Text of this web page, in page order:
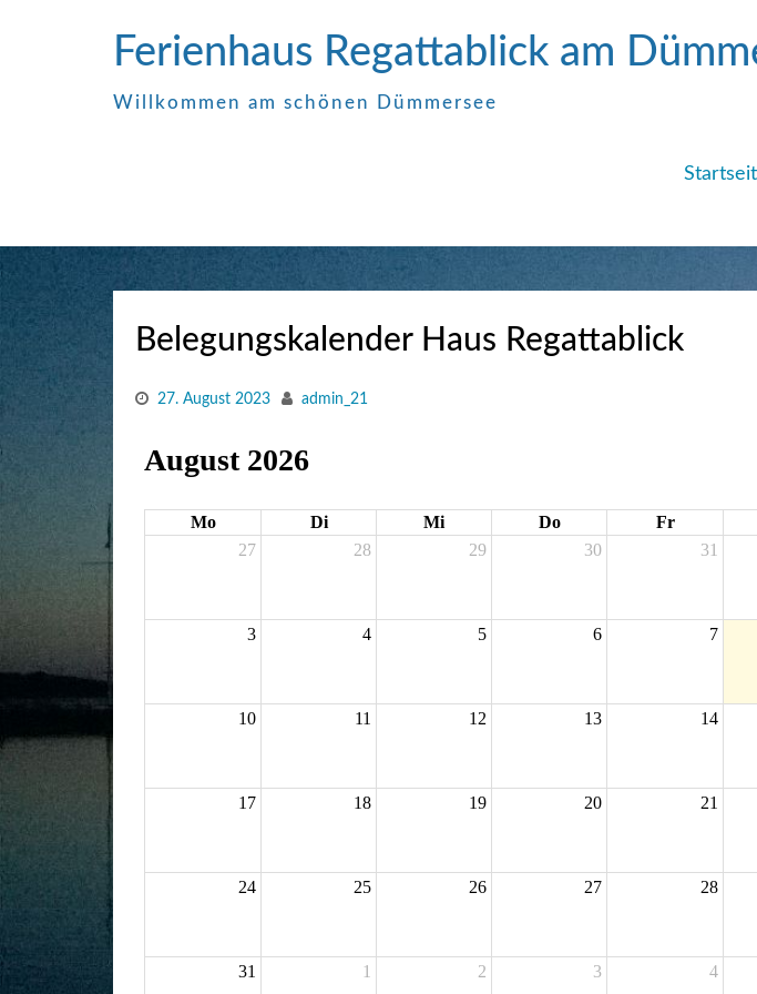
Ferienhaus Regattablick am
Willkommen am schönen Dümmersee
Belegungskalender Haus Regattablick
27. August 2023 admin_21